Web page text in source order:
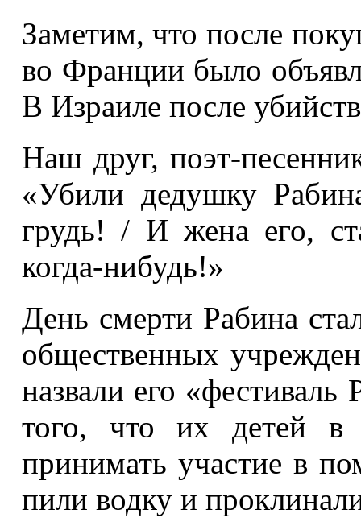
Заметим, что после
во Франции было
В Израиле после
Наш друг, поэт-
«Убили дедушку
грудь! / И жена его,
когда-нибудь!»
День смерти Рабина
общественных
назвали его
того, что их детей в
принимать участие в
пили водку и